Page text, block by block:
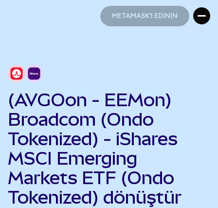
METAMASK'I EDİNİN
(AVGOon - EEMon)
Broadcom (Ondo
Tokenized) - iShares
MSCI Emerging
Markets ETF (Ondo
Tokenized) dönüştür